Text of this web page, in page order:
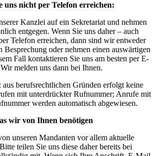
uns nicht per Telefon erreichen:
Kanzlei auf ein Sekretariat und nehmen
entgegen. Wenn Sie uns daher – auch
Telefon erreichen, dann sind wir entweder
Besprechung oder nehmen einen auswärtigen
Fall kontaktieren Sie uns am besten per E-
melden uns dann bei Ihnen.
aus berufsrechtlichen Gründen erfolgt keine
mit unterdrückter Rufnummer; Anrufe mit
werden automatisch abgewiesen.
wir von Ihnen benötigen
unseren Mandanten vor allem aktuelle
teilen Sie uns diese daher bereits bei